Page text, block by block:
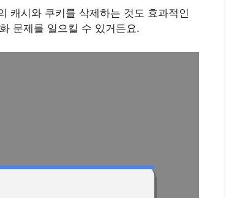
캐시와 쿠키를 삭제하는 것도 효과적인
문제를 일으킬 수 있거든요.